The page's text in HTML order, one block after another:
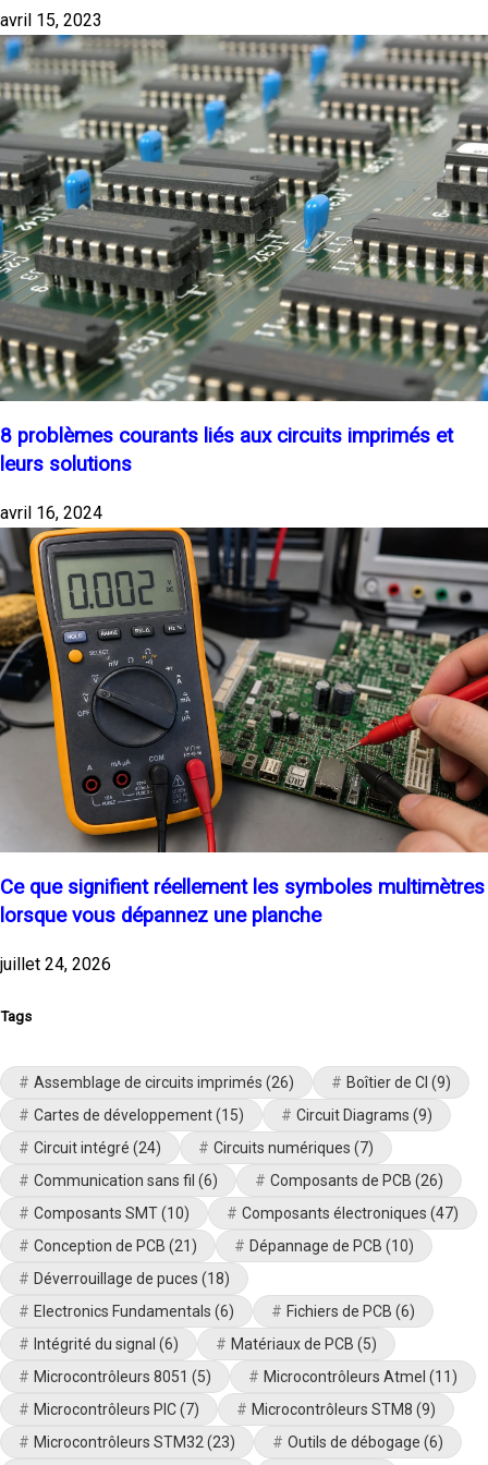
avril 15, 2023
8 problèmes courants liés aux circuits imprimés et
leurs solutions
avril 16, 2024
Ce que signifient réellement les symboles multimètres
lorsque vous dépannez une planche
juillet 24, 2026
Tags
Assemblage de circuits imprimés (26) Boîtier de CI (9)
Cartes de développement(15) Circuit Diagrams (9)
Circuit intégré (24) Circuits numériques (7)
Communication sans fil (6) Composants de PCB (26)
Composants SMT(10) Composants électroniques (47)
Conception de PCB (21) Dépannage de PCB (10)
Déverrouillage de puces (18)
Electronics Fundamentals (6) Fichiers de PCB (6)
Intégrité du signal (6) Matériaux de PCB (5)
Microcontrôleurs 8051 (5) Microcontrôleurs Atmel (11)
Microcontrôleurs PIC(7) Microcontrôleurs STM8 (9)
Microcontrôleurs STM32(23) Outils de débogage (6)